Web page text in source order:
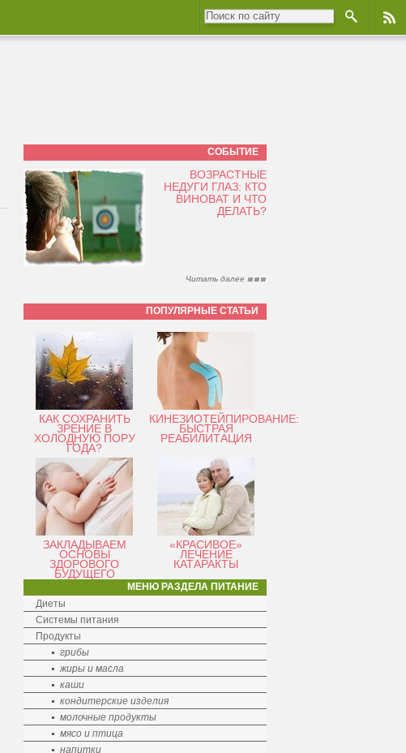
СОБЫТИЕ
ВОЗРАСТНЫЕ
НЕДУГИ ГЛАЗ: КТО
ВИНОВАТ И ЧТО
ДЕЛАТЬ?
Читать далее
ПОПУЛЯРНЫЕ СТАТЬИ
КАК СОХРАНИТЬ
ЗРЕНИЕ В
ХОЛОДНУЮ ПОРУ
ГОДА?
КИНЕЗИОТЕЙПИРОВАНИЕ:
БЫСТРАЯ
РЕАБИЛИТАЦИЯ
ЗАКЛАДЫВАЕМ
ОСНОВЫ
ЗДОРОВОГО
БУДУЩЕГО
«КРАСИВОЕ»
ЛЕЧЕНИЕ
КАТАРАКТЫ
МЕНЮ РАЗДЕЛА ПИТАНИЕ
Диеты
Системы питания
Продукты
грибы
жиры и масла
каши
кондитерские изделия
молочные продукты
мясо и птица
напитки